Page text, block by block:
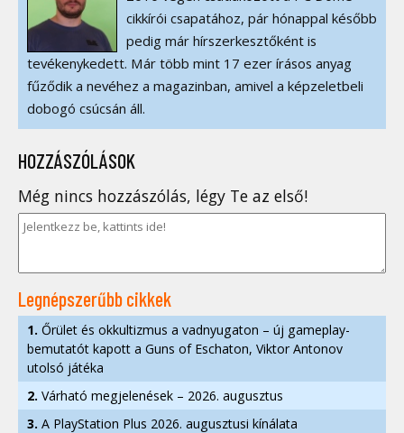
cikkírói csapatához, pár hónappal később
pedig már hírszerkesztőként is
tevékenykedett. Már több mint 17 ezer írásos anyag
fűződik a nevéhez a magazinban, amivel a képzeletbeli
dobogó csúcsán áll.
HOZZÁSZÓLÁSOK
Még nincs hozzászólás, légy Te az első!
Legnépszerűbb cikkek
1. Őrület és okkultizmus a vadnyugaton – új gameplay-
bemutatót kapott a Guns of Eschaton, Viktor Antonov
utolsó játéka
2. Várható megjelenések – 2026. augusztus
3. A PlayStation Plus 2026. augusztusi kínálata